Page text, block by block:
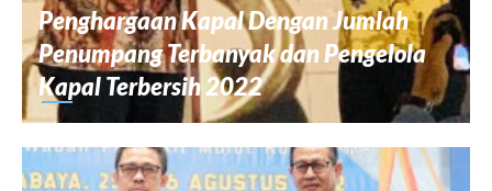
Penghargaan Kapal Dengan Jumlah
Penumpang Terbanyak dan Pengelola
Kapal Terbersih 2022